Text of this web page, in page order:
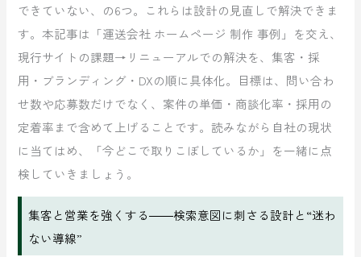
できていない、の6つ。これらは設計の見直しで解決できま
す。本記事は「運送会社 ホームページ 制作 事例」を交え、
現行サイトの課題→リニューアルでの解決を、集客・採
用・ブランディング・DXの順に具体化。目標は、問い合わ
せ数や応募数だけでなく、案件の単価・商談化率・採用の
定着率まで含めて上げることです。読みながら自社の現状
に当てはめ、「今どこで取りこぼしているか」を一緒に点
検していきましょう。
集客と営業を強くする――検索意図に刺さる設計と“迷わ
ない導線”